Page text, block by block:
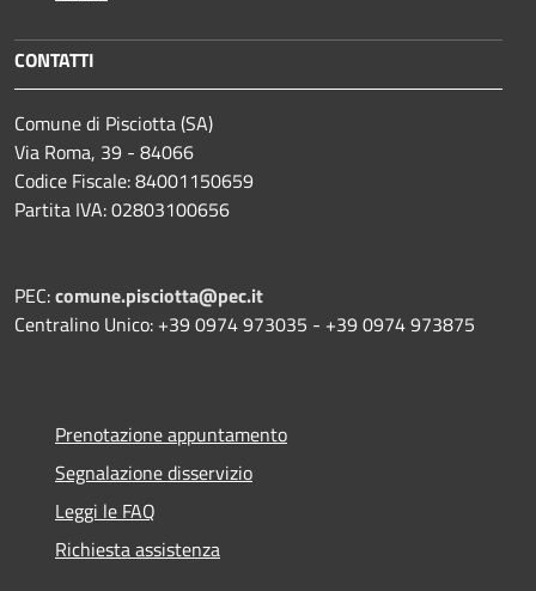
CONTATTI
Comune di Pisciotta (SA)
Via Roma, 39 - 84066
Codice Fiscale: 84001150659
Partita IVA: 02803100656
PEC:comune.pisciotta@pec.it
Centralino Unico: +39 0974 973035 - +39 0974 973875
Prenotazione appuntamento
Segnalazione disservizio
Leggi le FAQ
Richiesta assistenza